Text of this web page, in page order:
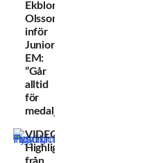
Ekblom
Olsson
inför
Junior-
EM:
”Går
alltid
för
medalj!”
VIDEO:
Highlights